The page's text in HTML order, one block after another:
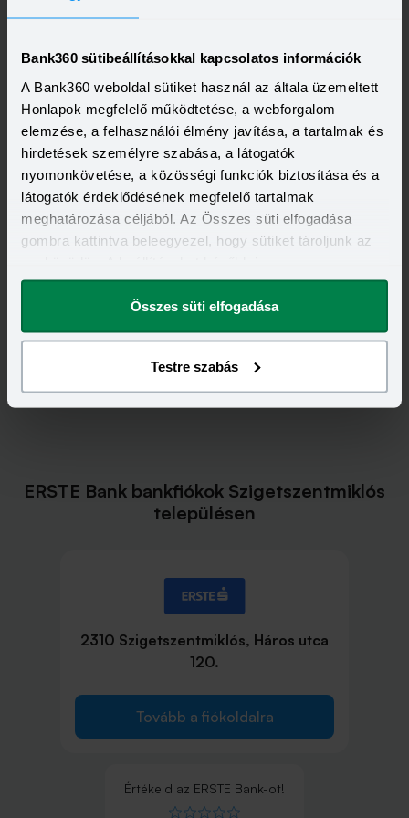
Bank360 sütibeállításokkal kapcsolatos információk
A Bank360 weboldal sütiket használ az általa üzemeltett
Honlapok megfelelő működtetése, a webforgalom
elemzése, a felhasználói élmény javítása, a tartalmak és
hirdetések személyre szabása, a látogatók
nyomonkövetése, a közösségi funkciók biztosítása és a
látogatók érdeklődésének megfelelő tartalmak
meghatározása céljából. Az Összes süti elfogadása
gombra kattintva beleegyezel, hogy sütiket tároljunk az
megváltoztathatod.
Összes süti elfogadása
Testre szabás
Minimum jövedelem:
214 000 Ft
Visszahívást szeretnék
ERSTE Bank bankfiókok Szigetszentmiklós
településen
2310 Szigetszentmiklós, Háros utca
120.
Tovább a fiókoldalra
Értékeld az ERSTE Bank-ot!